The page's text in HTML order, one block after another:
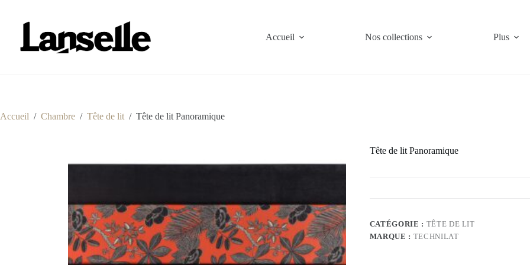
contenu
Accueil Nos collections Plus
Accueil / Chambre / Tête de lit / Tête de lit Panoramique
Tête de lit Panoramique
CATÉGORIE : TÊTE DE LIT
MARQUE : TECHNILAT